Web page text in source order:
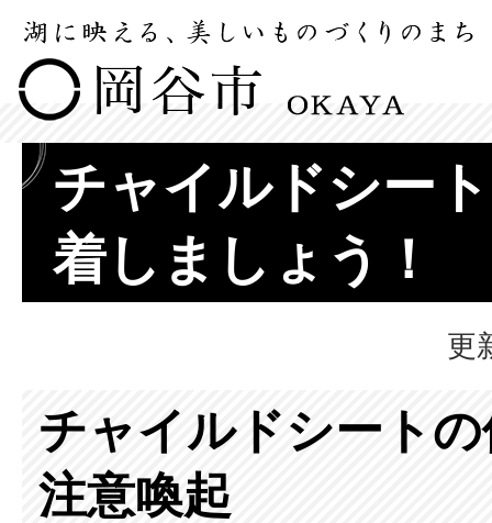
チャイルドシー
着しましょう！
更
チャイルドシート
注意喚起